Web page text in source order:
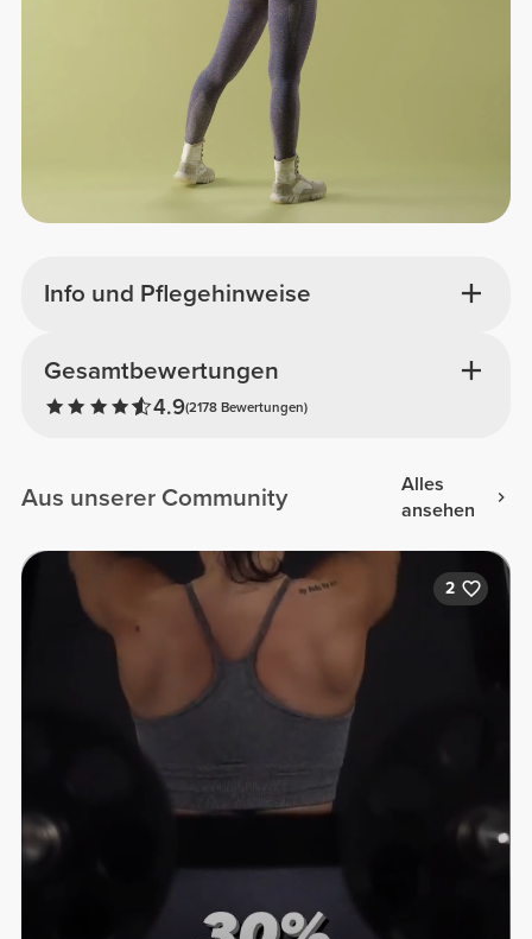
Info und Pflegehinweise
Gesamtbewertungen
4.9(2178 Bewertungen)
Aus unserer Community
Alles
ansehen
2